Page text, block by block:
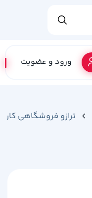
ورود و عضویت
ترازو فروشگاهی